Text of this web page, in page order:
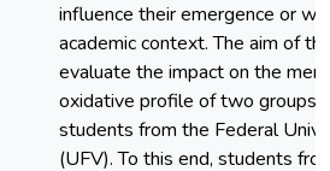
influence their emergence or
academic context. The aim of
evaluate the impact on the
oxidative profile of two groups
students from the Federal
(UFV). To this end, students